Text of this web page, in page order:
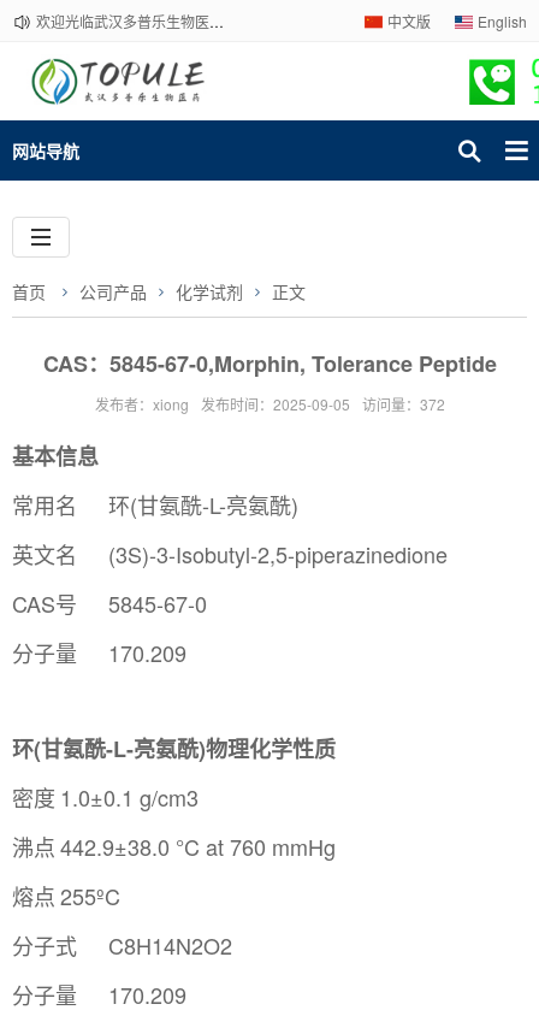
欢迎光临武汉多普乐生物医药有限公司官网！下单请咨询客服，我们热情为您服务！ 中文版 English
网站导航
首页 公司产品 化学试剂 正文
CAS：5845-67-0,Morphin, Tolerance Peptide
发布者：xiong 发布时间：2025-09-05 访问量：372
基本信息
常用名
环(甘氨酰-L-亮氨酰)
英文名
(3S)-3-Isobutyl-2,5-piperazinedione
CAS号
5845-67-0
分子量
170.209
环(甘氨酰-L-亮氨酰)物理化学性质
密度 1.0±0.1 g/cm3
沸点442.9±38.0 °C at 760 mmHg
熔点255ºC
分子式
C8H14N2O2
分子量
170.209